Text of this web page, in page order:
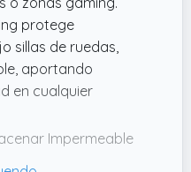
contra el
protege
sillas de ruedas,
aportando
en cualquier
Impermeable